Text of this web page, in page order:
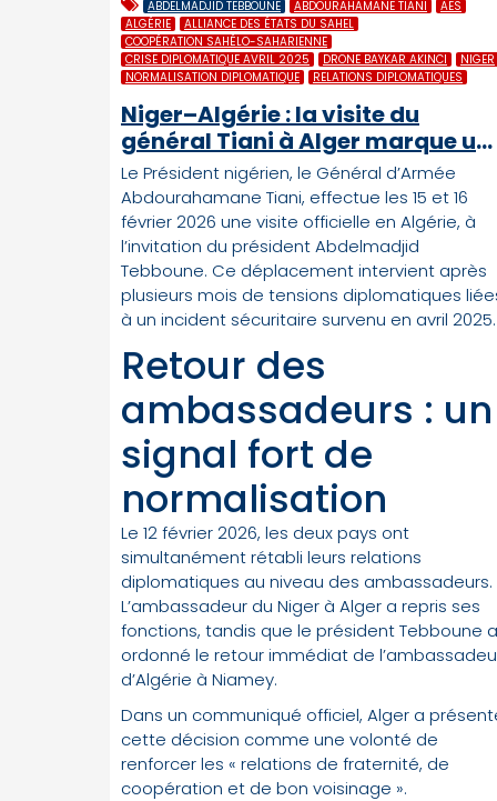
ABDELMADJID TEBBOUNE ABDOURAHAMANE TIANI
AES
ALGÉRIE
ALLIANCE DES ÉTATS DU SAHEL
COOPÉRATION SAHÉLO-SAHARIENNE
CRISE DIPLOMATIQUE AVRIL 2025
DRONE BAYKAR AKINCI
NIGER
NORMALISATION DIPLOMATIQUE
RELATIONS DIPLOMATIQUES
Niger–Algérie : la visite du
général Tiani à Alger marque un
apaisement diplomatique
Le Président nigérien, le Général d’Armée
Abdourahamane Tiani, effectue les 15 et 16
février 2026 une visite officielle en Algérie, à
l’invitation du président Abdelmadjid
Tebboune. Ce déplacement intervient après
plusieurs mois de tensions diplomatiques
à un incident sécuritaire survenu en avril 2025.
Retour des
ambassadeurs : un
signal fort de
normalisation
Le 12 février 2026, les deux pays ont
simultanément rétabli leurs relations
diplomatiques au niveau des ambassadeurs.
L’ambassadeur du Niger à Alger a repris ses
fonctions, tandis que le président Tebboune a
ordonné le retour immédiat de
d’Algérie à Niamey.
Dans un communiqué officiel, Alger a
cette décision comme une volonté de
renforcer les « relations de fraternité, de
coopération et de bon voisinage ».